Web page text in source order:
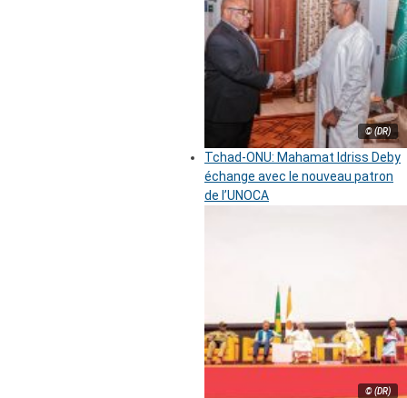
© (DR)
Tchad-ONU: Mahamat Idriss Deby
échange avec le nouveau patron
de l’UNOCA
© (DR)